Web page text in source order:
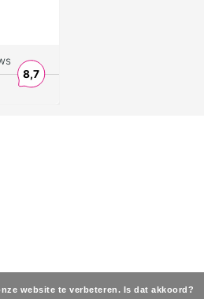
website te verbeteren. Is dat akkoord?